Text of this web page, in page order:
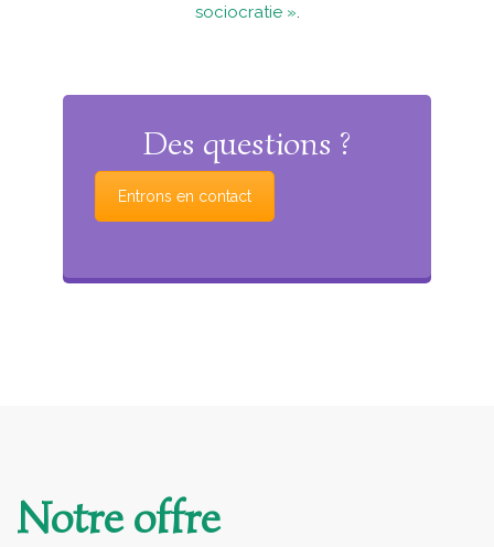
sociocratie ».
Des questions ?
Entrons en contact
Notre offre